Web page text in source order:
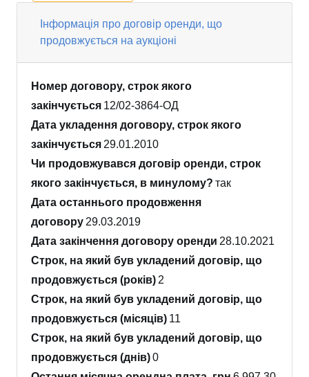
Інформація про договір оренди, що
продовжується на аукціоні
Номер договору, строк якого
закінчується 12/02-3864-ОД
Дата укладення договору, строк якого
закінчується 29.01.2010
Чи продовжувався договір оренди, строк
якого закінчується, в минулому? так
Дата останнього продовження
договору 29.03.2019
Дата закінчення договору оренди 28.10.2021
Строк, на який був укладений договір, що
продовжується (років) 2
Строк, на який був укладений договір, що
продовжується (місяців) 11
Строк, на який був укладений договір, що
продовжується (днів)0